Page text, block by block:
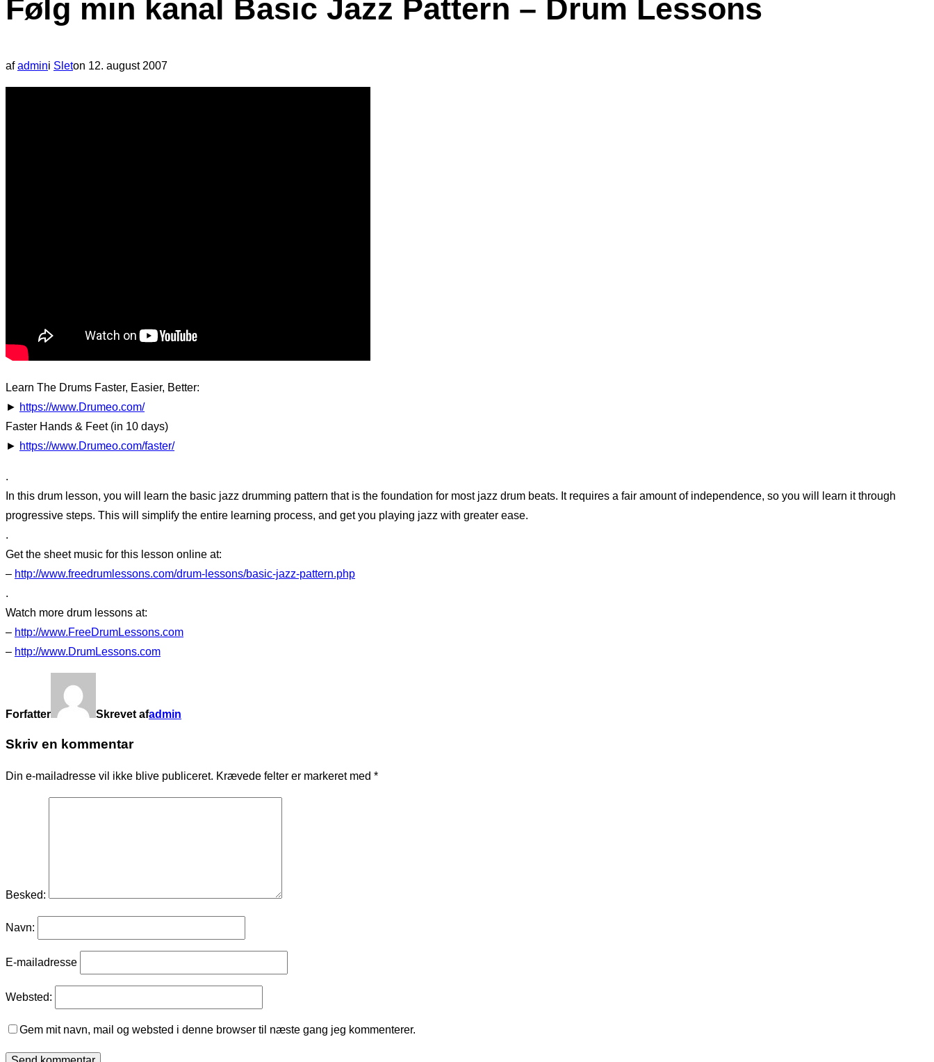
sidekolonne
Følg min kanal Basic Jazz Pattern – Drum Lessons
afadmini Sleton Udgivet
d.
12. august 2007
Learn The Drums Faster, Easier, Better:
► https://www.Drumeo.com/
Faster Hands & Feet (in 10 days)
► https://www.Drumeo.com/faster/
.
In this drum lesson, you will learn the basic jazz drumming pattern that is the foundation for most jazz drum beats. It requires a fair amount of independence, so you will learn it through
progressive steps. This will simplify the entire learning process, and get you playing jazz with greater ease.
.
Get the sheet music for this lesson online at:
– http://www.freedrumlessons.com/drum-lessons/basic-jazz-pattern.php
.
Watch more drum lessons at:
– http://www.FreeDrumLessons.com
– http://www.DrumLessons.com
Forfatter Skrevet afadmin
Skriv en kommentar
Din e-mailadresse vil ikke blive publiceret. Krævede felter er markeret med *
Besked:
Navn:
E-mailadresse
Websted:
Gem mit navn, mail og websted i denne browser til næste gang jeg kommenterer.